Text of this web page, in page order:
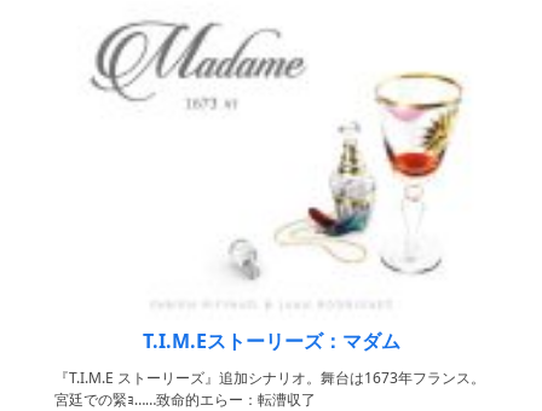
T.I.M.Eストーリーズ：マダム
『T.I.M.E ストーリーズ』追加シナリオ。舞台は1673年フランス。
宮廷での緊ｮ……致命的エらー：転漕収了